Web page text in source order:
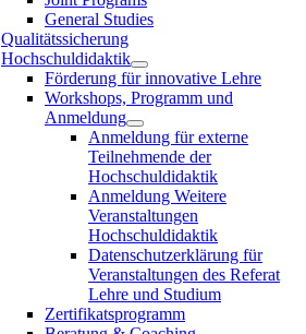
General Studies
Qualitätssicherung
Hochschuldidaktik
Förderung für innovative Lehre
Workshops, Programm und
Anmeldung
Anmeldung für externe
Teilnehmende der
Hochschuldidaktik
Anmeldung Weitere
Veranstaltungen
Hochschuldidaktik
Datenschutzerklärung für
Veranstaltungen des Referat
Lehre und Studium
Zertifikatsprogramm